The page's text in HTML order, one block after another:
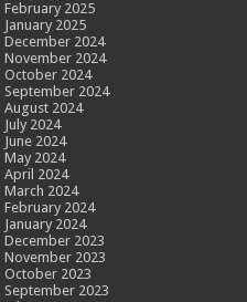
February 2025
January 2025
December 2024
November 2024
October 2024
September 2024
August 2024
July 2024
June 2024
May 2024
April 2024
March 2024
February 2024
January 2024
December 2023
November 2023
October 2023
September 2023